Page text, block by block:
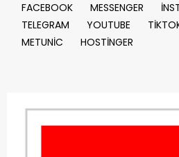
FACEBOOK
MESSENGER
TELEGRAM
YOUTUBE
METUNİC
HOSTİNGER